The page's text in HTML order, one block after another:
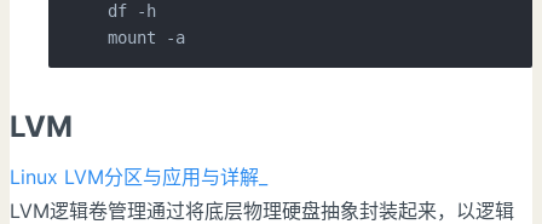
df -h
mount -a
LVM
Linux LVM分区与应用与详解_
LVM逻辑卷管理通过将底层物理硬盘抽象封装起来，以逻辑